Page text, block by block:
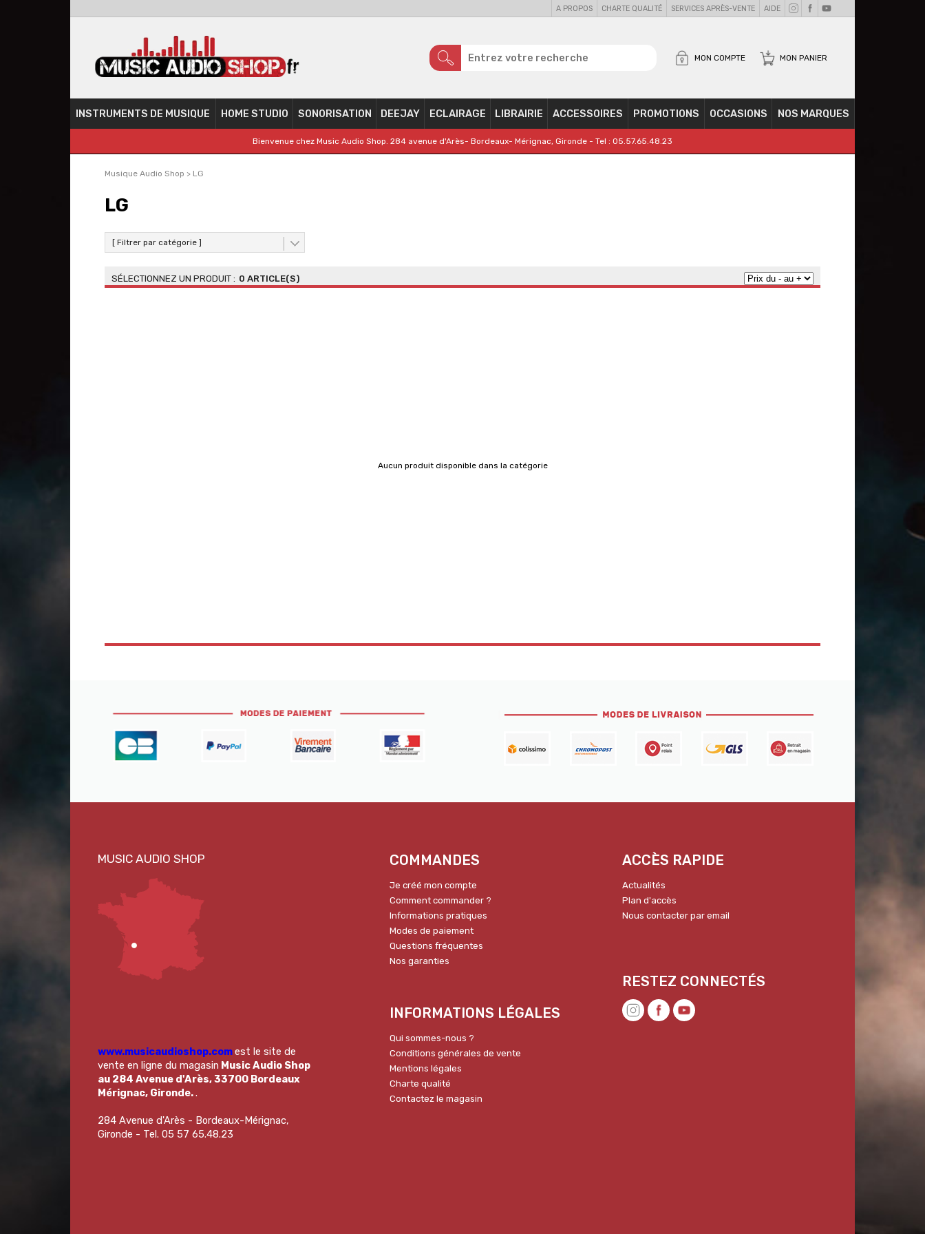
A PROPOS CHARTE QUALITÉ SERVICES APRÈS-VENTE AIDE
MON PANIER
MON COMPTE
INSTRUMENTS DE MUSIQUE HOME STUDIO SONORISATION DEEJAY ECLAIRAGE LIBRAIRIE ACCESSOIRES PROMOTIONS OCCASIONS NOS MARQUES
Bienvenue chez Music Audio Shop. 284 avenue d'Arès- Bordeaux- Mérignac, Gironde - Tel : 05.57.65.48.23
Musique Audio Shop > LG
LG
[ Filtrer par catégorie ]
0 ARTICLE(S)
Aucun produit disponible dans la catégorie
www.musicaudioshop.comest le site de
vente en ligne du magasin Music Audio Shop
au 284 Avenue d'Arès, 33700 Bordeaux
Mérignac, Gironde..
284 Avenue d'Arès - Bordeaux-Mérignac,
Gironde - Tel. 05 57 65.48.23
COMMANDES
Je créé mon compte
Comment commander ?
Informations pratiques
Modes de paiement
Questions fréquentes
Nos garanties
INFORMATIONS LÉGALES
Qui sommes-nous ?
Conditions générales de vente
Mentions légales
Charte qualité
Contactez le magasin
ACCÈS RAPIDE
Actualités
Plan d'accès
Nous contacter par email